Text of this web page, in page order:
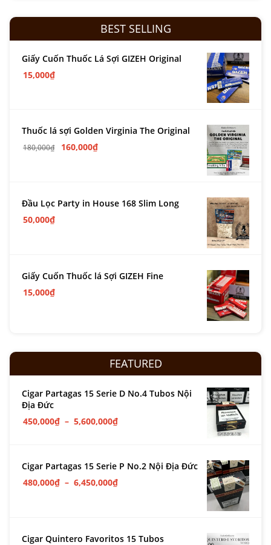
BEST SELLING
Giấy Cuốn Thuốc Lá Sợi GIZEH Original
15,000₫
Thuốc lá sợi Golden Virginia The Original
180,000₫ 160,000₫
Đầu Lọc Party in House 168 Slim Long
50,000₫
Giấy Cuốn Thuốc lá Sợi GIZEH Fine
15,000₫
FEATURED
Cigar Partagas 15 Serie D No.4 Tubos Nội
Địa Đức
450,000₫ – 5,600,000₫
Cigar Partagas 15 Serie P No.2 Nội Địa Đức
480,000₫ – 6,450,000₫
Cigar Quintero Favoritos 15 Tubos